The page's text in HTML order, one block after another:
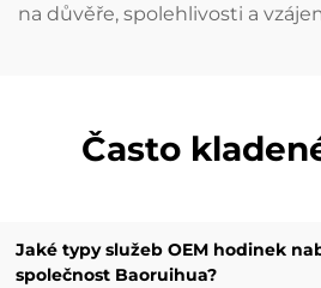
na důvěře, spolehlivosti a
Často
Jaké typy služeb OEM hodinek
společnost Baoruihua?